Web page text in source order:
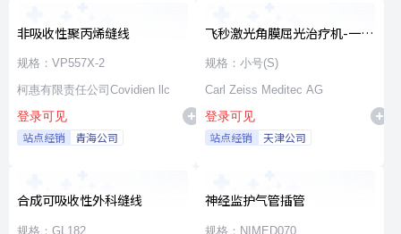
非吸收性聚丙烯缝线
规格：VP557X-2
柯惠有限责任公司Covidien llc
登录可见
站点经销 青海公司
飞秒激光角膜屈光治疗机-一次
性使用无菌治疗包
规格：小号(S)
Carl Zeiss Meditec AG
登录可见
站点经销 天津公司
合成可吸收性外科缝线
规格：GL182
神经监护气管插管
规格：NIMED070